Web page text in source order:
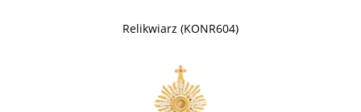
Relikwiarz (KONR604)